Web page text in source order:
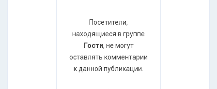
Посетители,
находящиеся в группе
Гости, не могут
оставлять комментарии
к данной публикации.